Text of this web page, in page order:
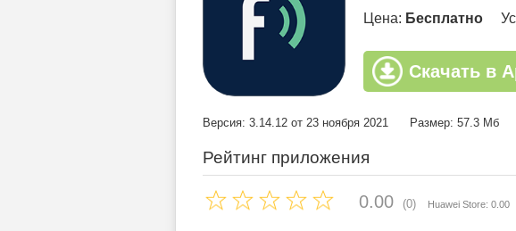
Цена: Бесплатно
Скачать в
Версия: 3.14.12 от 23 ноября 2021 Размер: 57.3 Мб
Рейтинг приложения
0.00 (0) Huawei Store: 0.00